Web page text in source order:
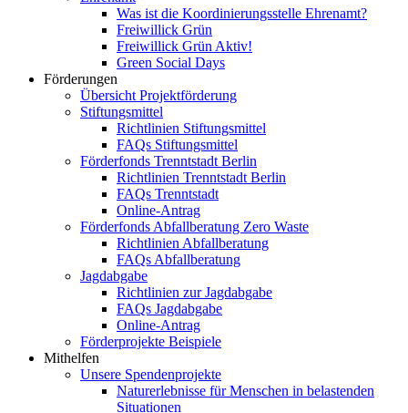
Was ist die Koordinierungsstelle Ehrenamt?
Freiwillick Grün
Freiwillick Grün Aktiv!
Green Social Days
Förderungen
Übersicht Projektförderung
Stiftungsmittel
Richtlinien Stiftungsmittel
FAQs Stiftungsmittel
Förderfonds Trenntstadt Berlin
Richtlinien Trenntstadt Berlin
FAQs Trenntstadt
Online-Antrag
Förderfonds Abfallberatung Zero Waste
Richtlinien Abfallberatung
FAQs Abfallberatung
Jagdabgabe
Richtlinien zur Jagdabgabe
FAQs Jagdabgabe
Online-Antrag
Förderprojekte Beispiele
Mithelfen
Unsere Spendenprojekte
Naturerlebnisse für Menschen in belastenden
Situationen